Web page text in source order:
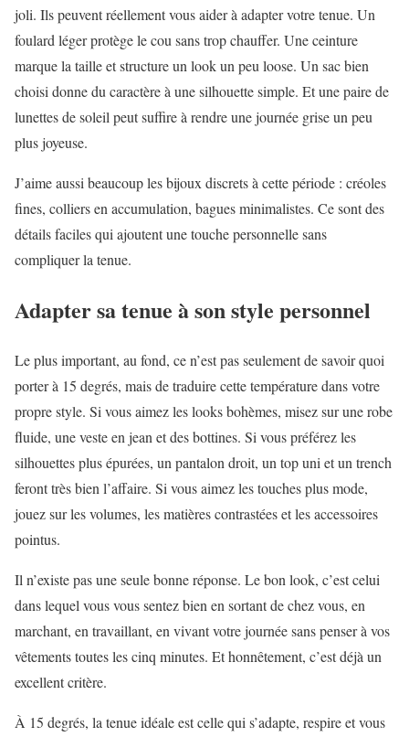
joli. Ils peuvent réellement vous aider à adapter votre tenue. Un
foulard léger protège le cou sans trop chauffer. Une ceinture
marque la taille et structure un look un peu loose. Un sac bien
choisi donne du caractère à une silhouette simple. Et une paire de
lunettes de soleil peut suffire à rendre une journée grise un peu
plus joyeuse.
J’aime aussi beaucoup les bijoux discrets à cette période : créoles
fines, colliers en accumulation, bagues minimalistes. Ce sont des
détails faciles qui ajoutent une touche personnelle sans
compliquer la tenue.
Adapter sa tenue à son style personnel
Le plus important, au fond, ce n’est pas seulement de savoir quoi
porter à 15 degrés, mais de traduire cette température dans votre
propre style. Si vous aimez les looks bohèmes, misez sur une robe
fluide, une veste en jean et des bottines. Si vous préférez les
silhouettes plus épurées, un pantalon droit, un top uni et un trench
feront très bien l’affaire. Si vous aimez les touches plus mode,
jouez sur les volumes, les matières contrastées et les accessoires
pointus.
Il n’existe pas une seule bonne réponse. Le bon look, c’est celui
dans lequel vous vous sentez bien en sortant de chez vous, en
marchant, en travaillant, en vivant votre journée sans penser à vos
vêtements toutes les cinq minutes. Et honnêtement, c’est déjà un
excellent critère.
À 15 degrés, la tenue idéale est celle qui s’adapte, respire et vous